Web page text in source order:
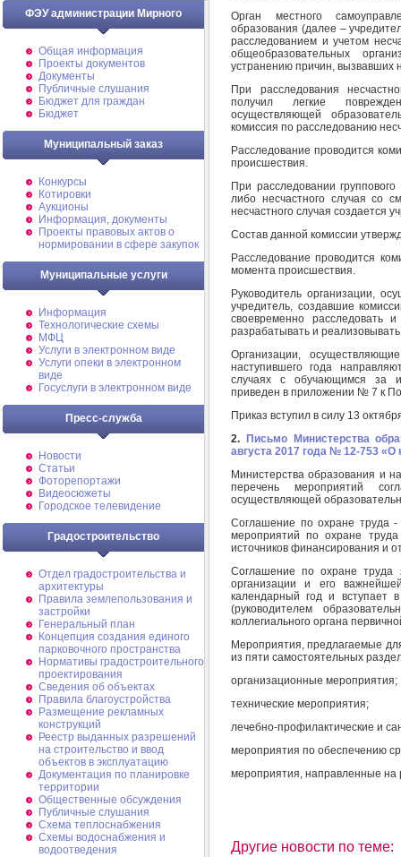
ФЭУ администрации Мирного
Общая информация
Проекты документов
Документы
Публичные слушания
Бюджет для граждан
Бюджет
Муниципальный заказ
Конкурсы
Котировки
Аукционы
Информация, документы
Проекты правовых актов о
нормировании в сфере закупок
Муниципальные услуги
Информация
Технологические схемы
МФЦ
Услуги в электронном виде
Услуги опеки в электронном
виде
Госуслуги в электронном виде
Пресс-служба
Новости
Статьи
Фоторепортажи
Видеосюжеты
Городское телевидение
Градостроительство
Отдел градостроительства и
архитектуры
Правила землепользования и
застройки
Генеральный план
Концепция создания единого
парковочного пространства
Нормативы градостроительного
проектирования
Сведения об объектах
Правила благоустройства
Размещение рекламных
конструкций
Реестр выданных разрешений
на строительство и ввод
объектов в эксплуатацию
Документация по планировке
территории
Общественные обсуждения
Публичные слушания
Схема теплоснабжения
Схемы водоснабжения и
водоотведения
Орган местного
образования (далее –
расследованием и учетом
общеобразовательных
устранению причин, вызвавших
При расследования
получил легкие
осуществляющей
комиссия по расследованию
Расследование проводится
происшествия.
При расследовании группового
либо несчастного случая со
несчастного случая создается
Состав данной комиссии
Расследование проводится
момента происшествия.
Руководитель организации,
учредитель, создавшие
своевременно расследовать
разрабатывать и
Организации,
наступившего года
случаях с обучающимся за
приведен в приложении № 7 к
Приказ вступил в силу 13
2. Письмо Министерства
августа 2017 года № 12-753 «О
Министерства образования и
перечень мероприятий
осуществляющей
Соглашение по охране труда
мероприятий по охране
источников финансирования и
Соглашение по охране труда
организации и его
календарный год и вступает
(руководителем
коллегиального органа
Мероприятия, предлагаемые
из пяти самостоятельных
организационные мероприятия;
технические мероприятия;
лечебно-профилактические и
мероприятия по обеспечению
мероприятия, направленные на
Другие новости по теме: